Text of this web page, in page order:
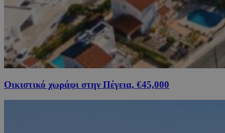
Οικιστικό χωράφι στην Πέγεια, €45,000